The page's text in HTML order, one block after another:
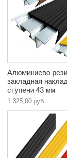
Алюминиево-
закладная
ступени 43 мм
1 325,00 руб